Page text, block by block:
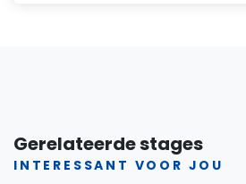
Gerelateerde stages
INTERESSANT VOOR JOU